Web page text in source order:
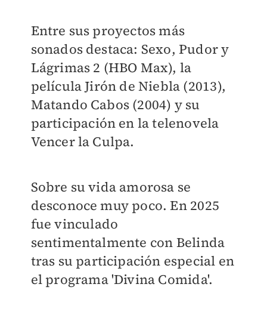
Entre sus proyectos más
sonados destaca: Sexo, Pudor y
Lágrimas 2 (HBO Max), la
película Jirón de Niebla (2013),
Matando Cabos (2004) y su
participación en la telenovela
Vencer la Culpa.
Sobre su vida amorosa se
desconoce muy poco. En 2025
fue vinculado
sentimentalmente con Belinda
tras su participación especial en
el programa 'Divina Comida'.